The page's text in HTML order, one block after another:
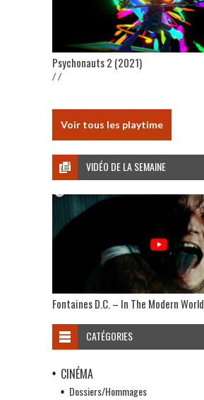
Psychonauts 2 (2021)
/ /
Voir tous les playtime
VIDÉO DE LA SEMAINE
Fontaines D.C. – In The Modern World
CATÉGORIES
CINÉMA
Dossiers/Hommages